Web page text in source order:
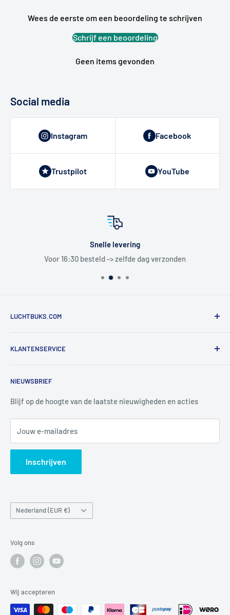
Wees de eerste om een beoordeling te schrijven
Schrijf een beoordeling
Geen items gevonden
Social media
Instagram Facebook
Trustpilot YouTube
Snelle levering
Voor 16:30 besteld -> zelfde dag verzonden
LUCHTBUKS.COM
Utrechtlaan 9
Tel:+31 6 345 30 448
Mail:info@luchtbuks.com
KLANTENSERVICE
Informatie
Privacybeleid
Verzendbeleid
Search
NIEUWSBRIEF
Blijf op de hoogte van de laatste nieuwigheden en acties
Jouw e-mailadres
Inschrijven
Land/regio
Nederland (EUR €)
Volg ons
Wij accepteren